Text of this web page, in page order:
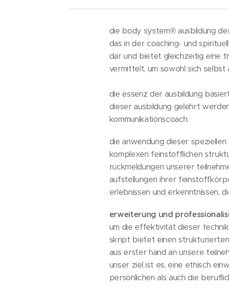
die body system® ausbildung
das in der coaching- und
dar und bietet gleichzeitig eine
vermittelt, um sowohl sich
die essenz der ausbildung
dieser ausbildung gelehrt
kommunikationscoach.
die anwendung dieser
komplexen feinstofflichen
rückmeldungen unserer
aufstellungen ihrer
erlebnissen und erkenntnissen,
erweiterung und
um die effektivität dieser
skript bietet einen strukturierten
aus erster hand an unsere
unser ziel ist es, eine ethisch
persönlichen als auch die